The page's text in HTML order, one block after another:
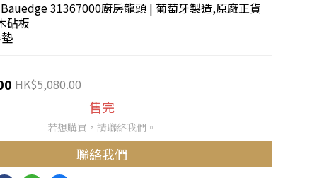
31367000廚房龍頭 | 葡萄牙製造,原廠正貨
砧板
HK$5,080.00
售完
若想購買，請聯絡我們。
聯絡我們